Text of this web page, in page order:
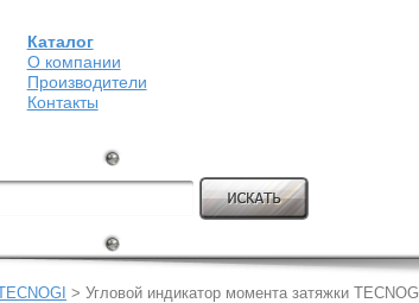
Каталог
О компании
Производители
Контакты
> Угловой индикатор момента затяжки TECNOGI